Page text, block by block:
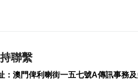
475
0
聯繫
：澳門俾利喇街一五七號A傳訊事務